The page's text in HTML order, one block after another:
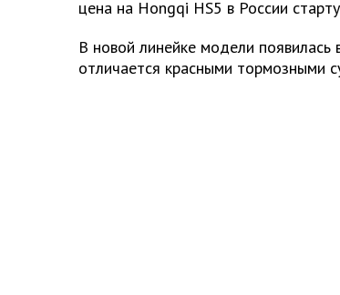
цена на Hongqi HS5 в России
В новой линейке модели появилась
отличается красными тормозными